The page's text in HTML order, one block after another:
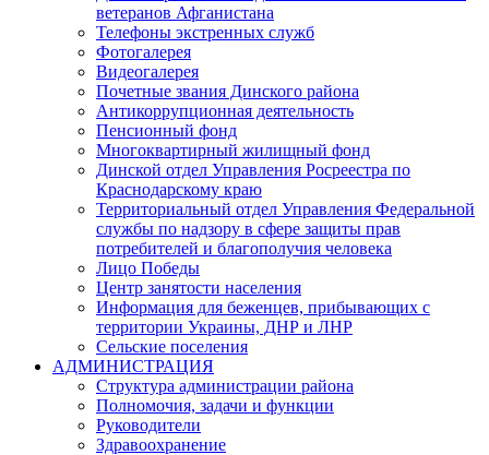
ветеранов Афганистана
Телефоны экстренных служб
Фотогалерея
Видеогалерея
Почетные звания Динского района
Антикоррупционная деятельность
Пенсионный фонд
Многоквартирный жилищный фонд
Динской отдел Управления Росреестра по
Краснодарскому краю
Территориальный отдел Управления Федеральной
службы по надзору в сфере защиты прав
потребителей и благополучия человека
Лицо Победы
Центр занятости населения
Информация для беженцев, прибывающих с
территории Украины, ДНР и ЛНР
Сельские поселения
АДМИНИСТРАЦИЯ
Структура администрации района
Полномочия, задачи и функции
Руководители
Здравоохранение